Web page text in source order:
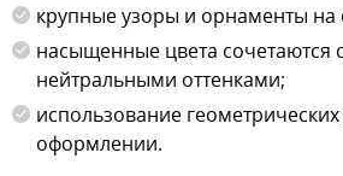
крупные узоры и орнаменты на
насыщенные цвета сочетаются
нейтральными оттенками;
использование
оформлении.